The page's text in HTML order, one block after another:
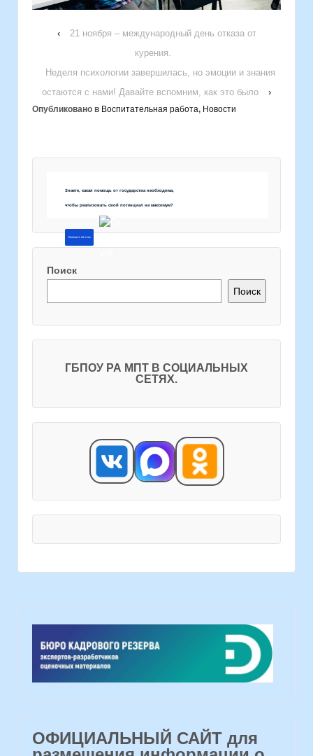
‹
21 ноября – международный день отказа от
курения.
Неделя психологии завершилась, но эмоции и знания
остаются с нами! Давайте вспомним, как это было
›
Опубликовано в Воспитательная работа, Новости
Знаете, какая помощь от государства необходима,
чтобы реализовать свой потенциал на максимум?
Напишите об этом
Поиск
Поиск
ГБПОУ РА МПТ В СОЦИАЛЬНЫХ
СЕТЯХ.
ОФИЦИАЛЬНЫЙ САЙТ для